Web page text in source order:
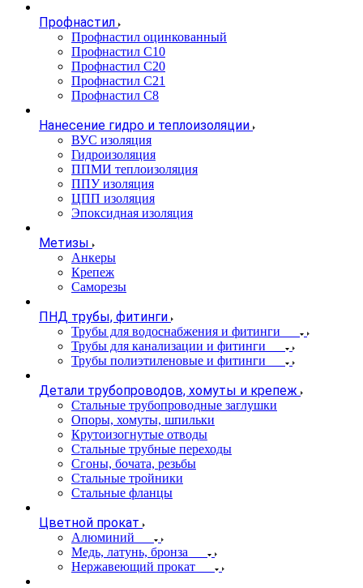
Профнастил
Профнастил оцинкованный
Профнастил С10
Профнастил С20
Профнастил С21
Профнастил С8
Нанесение гидро и теплоизоляции
ВУС изоляция
Гидроизоляция
ППМИ теплоизоляция
ППУ изоляция
ЦПП изоляция
Эпоксидная изоляция
Метизы
Анкеры
Крепеж
Саморезы
ПНД трубы, фитинги
Трубы для водоснабжения и фитинги
Трубы для канализации и фитинги
Трубы полиэтиленовые и фитинги
Детали трубопроводов, хомуты и крепеж
Стальные трубопроводные заглушки
Опоры, хомуты, шпильки
Крутоизогнутые отводы
Стальные трубные переходы
Сгоны, бочата, резьбы
Стальные тройники
Стальные фланцы
Цветной прокат
Алюминий
Медь, латунь, бронза
Нержавеющий прокат